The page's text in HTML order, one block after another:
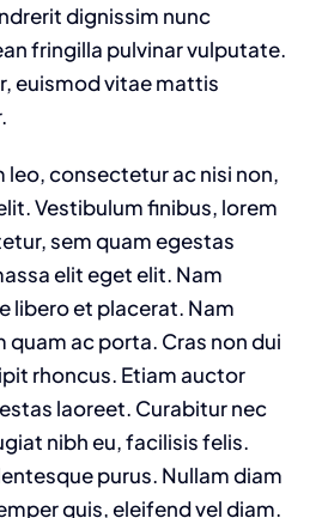
dignissim nunc
fringilla pulvinar vulputate.
euismod vitae mattis
leo, consectetur ac nisi non,
Vestibulum finibus, lorem
sem quam egestas
elit eget elit. Nam
libero et placerat. Nam
ac porta. Cras non dui
rhoncus. Etiam auctor
laoreet. Curabitur nec
nibh eu, facilisis felis.
purus. Nullam diam
quis, eleifend vel diam.